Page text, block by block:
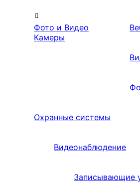
Фото и Видео
Камеры
Охранные системы
Видеонаблюдение
Записывающие